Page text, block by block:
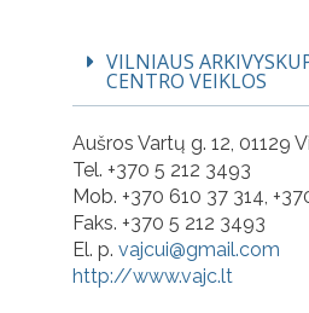
VILNIAUS
CENTRO VEIKLOS
Aušros Vartų g. 12, 01129
Tel. +370 5 212 3493
Mob. +370 610 37 314,
Faks. +370 5 212 3493
El. p. vajcui@gmail.com
http://www.vajc.lt